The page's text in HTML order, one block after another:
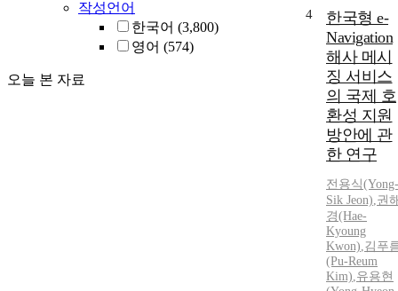
작성언어
한국어 (3,800)
영어 (574)
오늘 본 자료
4
한국형 e-
Navigation
해사 메시
징 서비스
의 국제 호
환성 지원
방안에 관
한 연구
전용식(Yong-
Sik Jeon),권
경(Hae-
Kyoung
Kwon),김푸
(Pu-Reum
Kim),유용현